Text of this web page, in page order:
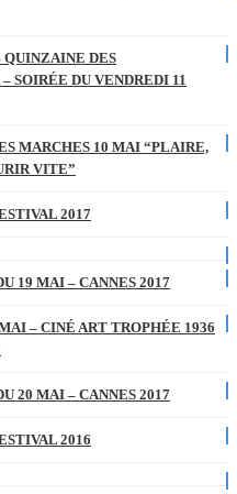
QUINZAINE DES
SOIRÉE DU VENDREDI 11
MARCHES 10 MAI “PLAIRE,
VITE”
2017
19 MAI – CANNES 2017
– CINÉ ART TROPHÉE 1936
20 MAI – CANNES 2017
2016